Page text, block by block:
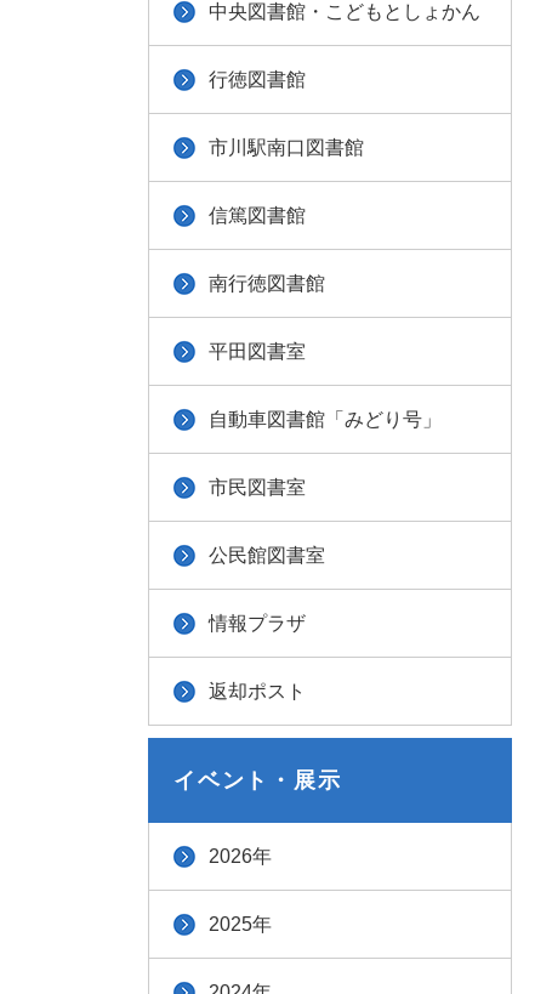
中央図書館・こどもとしょかん
行徳図書館
市川駅南口図書館
信篤図書館
南行徳図書館
平田図書室
自動車図書館「みどり号」
市民図書室
公民館図書室
情報プラザ
返却ポスト
イベント・展示
2026年
2025年